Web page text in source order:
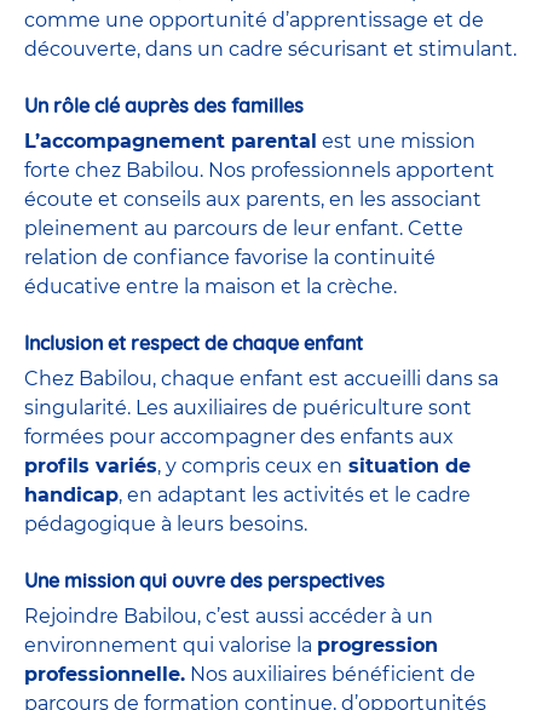
comme une opportunité d’apprentissage et de
découverte, dans un cadre sécurisant et stimulant.
Un rôle clé auprès des familles
L’accompagnement parental est une mission
forte chez Babilou. Nos professionnels apportent
écoute et conseils aux parents, en les associant
pleinement au parcours de leur enfant. Cette
relation de confiance favorise la continuité
éducative entre la maison et la crèche.
Inclusion et respect de chaque enfant
Chez Babilou, chaque enfant est accueilli dans sa
singularité. Les auxiliaires de puériculture sont
formées pour accompagner des enfants aux
profils variés, y compris ceux en situation de
handicap, en adaptant les activités et le cadre
pédagogique à leurs besoins.
Une mission qui ouvre des perspectives
Rejoindre Babilou, c’est aussi accéder à un
environnement qui valorise la progression
professionnelle. Nos auxiliaires bénéficient de
parcours de formation continue, d’opportunités